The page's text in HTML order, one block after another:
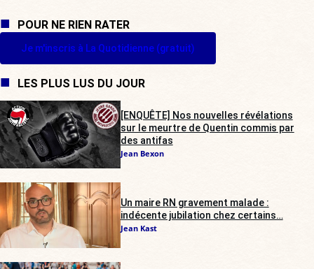
POUR NE RIEN RATER
Je m'inscris à La Quotidienne (gratuit)
LES PLUS LUS DU JOUR
[ENQUÊTE] Nos nouvelles révélations
sur le meurtre de Quentin commis par
des antifas
Jean Bexon
Un maire RN gravement malade :
indécente jubilation chez certains…
Jean Kast